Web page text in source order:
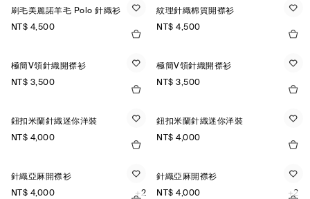
刷毛美麗諾羊毛 Polo 針織衫
NT$ 4,500
紋理針織棉質開襟衫
NT$ 4,500
極簡V領針織開襟衫
NT$ 3,500
極簡V領針織開襟衫
NT$ 3,500
鈕扣米蘭針織迷你洋裝
NT$ 4,000
鈕扣米蘭針織迷你洋裝
NT$ 4,000
針織亞麻開襟衫
NT$ 4,000
+2
針織亞麻開襟衫
NT$ 4,000
+2